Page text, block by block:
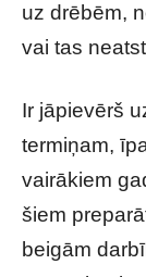
uz drēbēm,
vai tas
Ir jāpievērš
termiņam,
vairākiem
šiem
beigām